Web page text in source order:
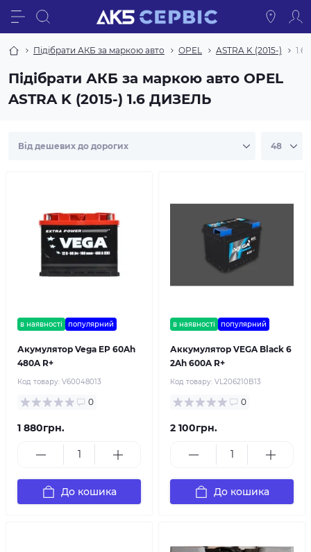
Підібрати АКБ за маркою авто OPEL ASTRA K (2015-)
Підібрати АКБ за маркою авто OPEL
ASTRA K (2015-) 1.6 ДИЗЕЛЬ
в наявності популярний
Акумулятор Vega EP 60Ah
480A R+
Код товару: V60048013
0
1 880грн.
До кошика
в наявності популярний
Аккумулятор VEGA Black 6
2Ah 600A R+
Код товару: VL206210B13
0
2 100грн.
До кошика